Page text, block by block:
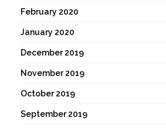
February 2020
January 2020
December 2019
November 2019
October 2019
September 2019